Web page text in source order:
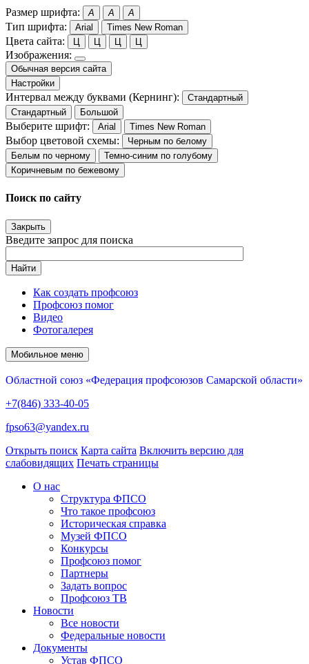
Размер шрифта: A A A
Тип шрифта: Arial Times New Roman
Цвета сайта: Ц Ц Ц Ц
Изображения:
Обычная версия сайта
Настройки
Интервал между буквами (Кернинг):
Стандартный
Стандартный
Большой
Выберите шрифт: Arial Times New Roman
Выбор цветовой схемы:
Черным по белому
Белым по черному
Темно-синим по голубому
Коричневым по бежевому
Поиск по сайту
Закрыть
Введите запрос для поиска
Найти
Как создать профсоюз
Профсоюз помог
Видео
Фотогалерея
Мобильное меню
Областной союз «Федерация профсоюзов Самарской области»
+7(846) 333-40-05
fpso63@yandex.ru
Открыть поиск Карта сайта Включить версию для
слабовидящих Печать страницы
О нас
Структура ФПСО
Что такое профсоюз
Историческая справка
Музей ФПСО
Конкурсы
Профсоюз помог
Партнеры
Задать вопрос
Профсоюз ТВ
Новости
Все новости
Федеральные новости
Документы
Устав ФПСО